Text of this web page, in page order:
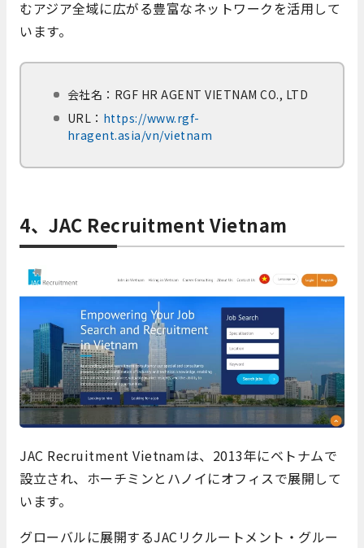
むアジア全域に広がる豊富なネットワークを活用して
います。
会社名：RGF HR AGENT VIETNAM CO., LTD
URL： https://www.rgf-
hragent.asia/vn/vietnam
4、JAC Recruitment Vietnam
JAC Recruitment Vietnamは、2013年にベトナムで
設立され、ホーチミンとハノイにオフィスで展開して
います。
グローバルに展開するJACリクルートメント・グルー